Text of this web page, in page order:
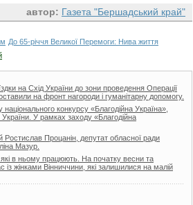
автор: Газета "Бершадський край"
До 65-річчя Великої Перемоги: Нива життя
на Схід України до зони проведення Операції
на фронт нагороди і гуманітарну допомогу.
конкурсу «Благодійна Україна»,
України. У рамках заходу «Благодійна
Процанін, депутат обласної ради
Мазур.
в ньому працюють. На початку весни та
жінками Вінниччини, які залишилися на малій